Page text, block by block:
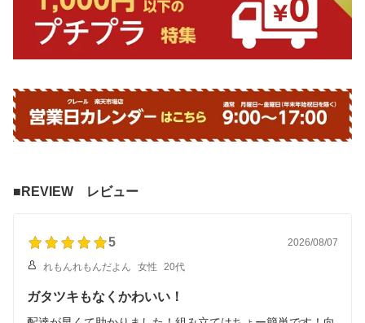
■REVIEW レビュー
5 2026/08/07
れもんれもんだよん 女性 20代
ガタツキもなくかわいい！